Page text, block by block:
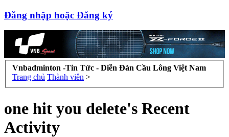
Đăng nhập hoặc Đăng ký
Vnbadminton -Tin Tức - Diễn Đàn Cầu Lông Việt Nam
Trang chủ Thành viên >
one hit you delete's Recent
Activity